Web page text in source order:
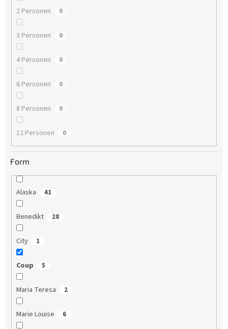
2 Personen 0
3 Personen 0
4 Personen 0
6 Personen 0
8 Personen 0
12 Personen 0
Form
Alaska 41
Benedikt 28
City 1
Coup 5
Maria Teresa 2
Marie Louise 6